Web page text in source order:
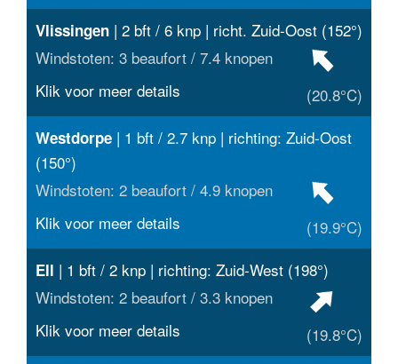
Vlissingen | 2 bft / 6 knp | richt. Zuid-Oost (152°)
Windstoten: 3 beaufort / 7.4 knopen
(20.8°C)
Klik voor meer details
Westdorpe | 1 bft / 2.7 knp | richting: Zuid-Oost
(150°)
Windstoten: 2 beaufort / 4.9 knopen
(19.9°C)
Klik voor meer details
Ell | 1 bft / 2 knp | richting: Zuid-West (198°)
Windstoten: 2 beaufort / 3.3 knopen
(19.8°C)
Klik voor meer details